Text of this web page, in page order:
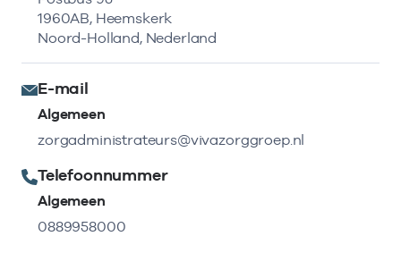
1960AB, Heemskerk
Noord-Holland, Nederland
E-mail
Algemeen
zorgadministrateurs@vivazorggroep.nl
Telefoonnummer
Algemeen
0889958000